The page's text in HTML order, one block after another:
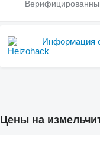
Информация
Цены на